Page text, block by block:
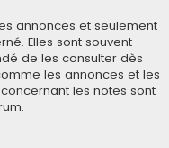
annonces et seulement
Elles sont souvent
de les consulter dès
les annonces et les
les notes sont